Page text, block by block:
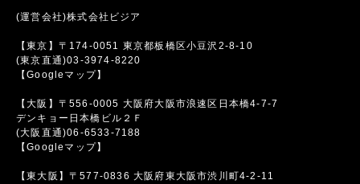
(運営会社)株式会社ビジア
【東京】〒174-0051 東京都板橋区小豆沢2-8-10
(東京直通)03-3974-8220
【Googleマップ】
【大阪】〒556-0005 大阪府大阪市浪速区日本橋4-7-7
デンキョー日本橋ビル２Ｆ
(大阪直通)06-6533-7188
【Googleマップ】
【東大阪】〒577-0836 大阪府東大阪市渋川町4-2-11